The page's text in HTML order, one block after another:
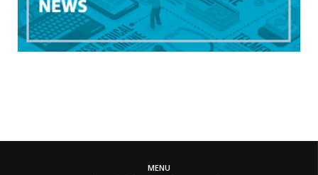
MENU